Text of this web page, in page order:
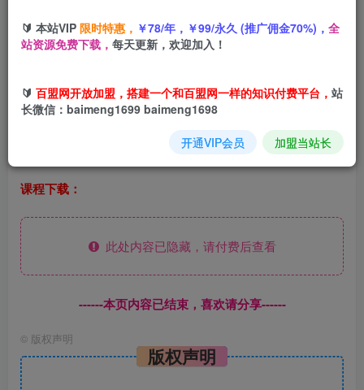
短剧拉新名场面盘点玩法文案怎么写，详细实操课
课程介绍：
最近很火的短剧盘点玩法文案实操讲解
课程下载：
此处内容已隐藏，请付费后查看
------本页内容已结束，喜欢请分享------
© 版权声明
版权声明
🔰 本站VIP 限时特惠， ￥78/年，￥99/永久 (推广佣金70%)， 全
站资源免费下载， 每天更新，欢迎加入！
🔰 百盟网开放加盟，搭建一个和百盟网一样的知识付费平台， 站
长微信：baimeng1699 baimeng1698
开通VIP会员 加盟当站长